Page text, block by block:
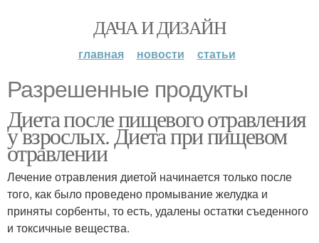
ДАЧА И ДИЗАЙН
главная новости статьи
Разрешенные продукты
Диета после пищевого отравления
у взрослых. Диета при пищевом
отравлении
Лечение отравления диетой начинается только после
того, как было проведено промывание желудка и
приняты сорбенты, то есть, удалены остатки съеденного
и токсичные вещества.